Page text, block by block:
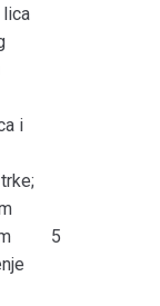
lica
i
5